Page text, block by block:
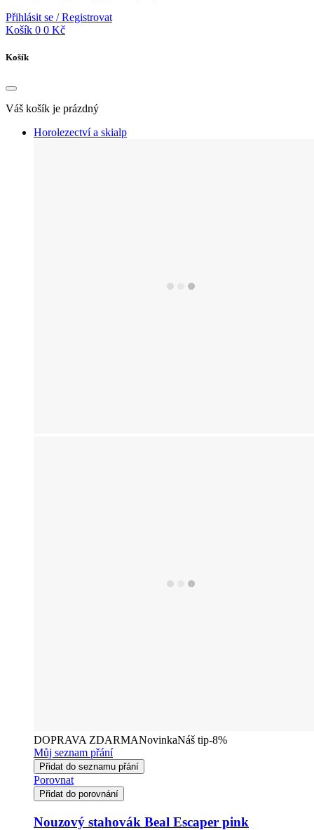
Přihlásit se / Registrovat
Košík 0 0 Kč
Košík
Váš košík je prázdný
Horolezectví a skialp
DOPRAVA ZDARMANovinkaNáš tip-8%
Můj seznam přání
Přidat do seznamu přání
Porovnat
Přidat do porovnání
Nouzový stahovák Beal Escaper pink